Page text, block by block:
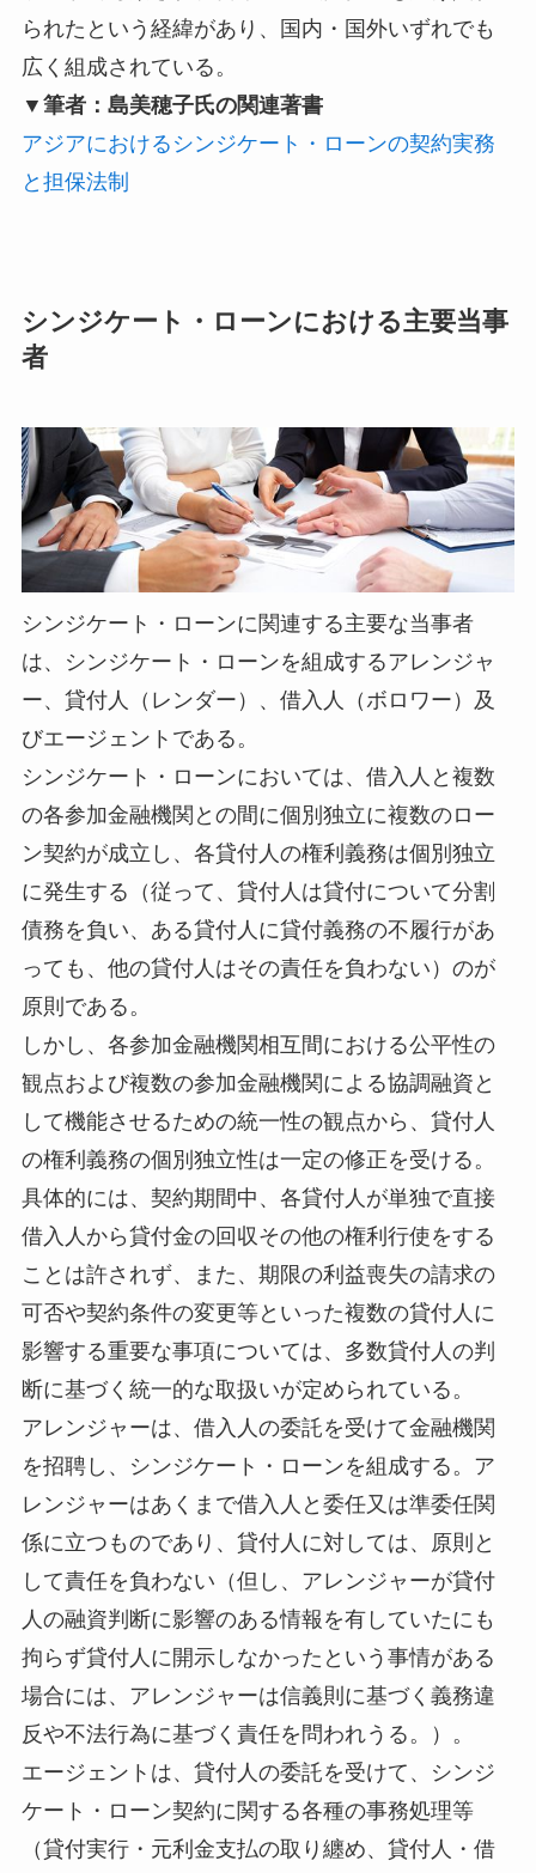
られたという経緯があり、国内・国外いずれでも
広く組成されている。
▼筆者：島美穂子氏の関連著書
アジアにおけるシンジケート・ローンの契約実務
と担保法制
シンジケート・ローンにおける主要当事
者
シンジケート・ローンに関連する主要な当事者
は、シンジケート・ローンを組成するアレンジャ
ー、貸付人（レンダー）、借入人（ボロワー）及
びエージェントである。
シンジケート・ローンにおいては、借入人と複数
の各参加金融機関との間に個別独立に複数のロー
ン契約が成立し、各貸付人の権利義務は個別独立
に発生する（従って、貸付人は貸付について分割
債務を負い、ある貸付人に貸付義務の不履行があ
っても、他の貸付人はその責任を負わない）のが
原則である。
しかし、各参加金融機関相互間における公平性の
観点および複数の参加金融機関による協調融資と
して機能させるための統一性の観点から、貸付人
の権利義務の個別独立性は一定の修正を受ける。
具体的には、契約期間中、各貸付人が単独で直接
借入人から貸付金の回収その他の権利行使をする
ことは許されず、また、期限の利益喪失の請求の
可否や契約条件の変更等といった複数の貸付人に
影響する重要な事項については、多数貸付人の判
断に基づく統一的な取扱いが定められている。
アレンジャーは、借入人の委託を受けて金融機関
を招聘し、シンジケート・ローンを組成する。ア
レンジャーはあくまで借入人と委任又は準委任関
係に立つものであり、貸付人に対しては、原則と
して責任を負わない（但し、アレンジャーが貸付
人の融資判断に影響のある情報を有していたにも
拘らず貸付人に開示しなかったという事情がある
場合には、アレンジャーは信義則に基づく義務違
反や不法行為に基づく責任を問われうる。）。
エージェントは、貸付人の委託を受けて、シンジ
ケート・ローン契約に関する各種の事務処理等
（貸付実行・元利金支払の取り纏め、貸付人・借